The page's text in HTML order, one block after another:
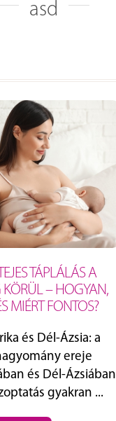
asd
TÁPLÁLÁS A
KÖRÜL – HOGYAN,
MIÉRT FONTOS?
és Dél‑Ázsia: a
ereje
és Dél‑Ázsiában
gyakran ...